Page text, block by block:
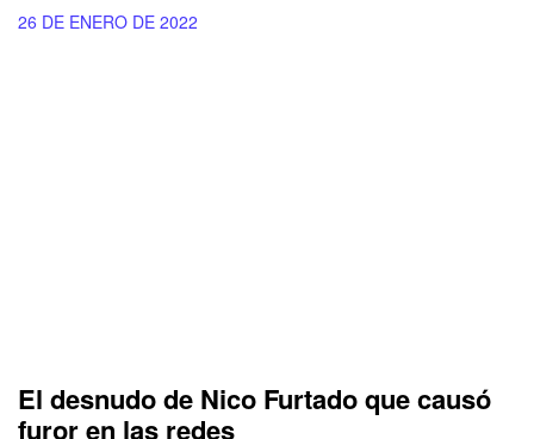
26 DE ENERO DE 2022
El desnudo de Nico Furtado que causó
furor en las redes